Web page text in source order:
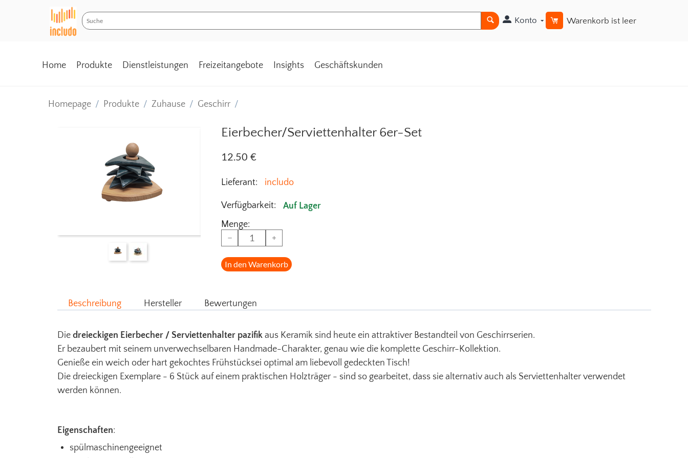
Konto Warenkorb ist leer
Home Produkte Dienstleistungen Freizeitangebote Insights Geschäftskunden
Homepage / Produkte / Zuhause / Geschirr /
Eierbecher/Serviettenhalter 6er-Set
12.50 €
Lieferant: includo
Verfügbarkeit:
Auf Lager
Menge:
−
+
In den Warenkorb
Beschreibung Hersteller Bewertungen
Die dreieckigen Eierbecher / Serviettenhalter pazifik aus Keramik sind heute ein attraktiver Bestandteil von Geschirrserien.
Er bezaubert mit seinem unverwechselbaren Handmade-Charakter, genau wie die komplette Geschirr-Kollektion.
Genieße ein weich oder hart gekochtes Frühstücksei optimal am liebevoll gedeckten Tisch!
Die dreieckigen Exemplare - 6 Stück auf einem praktischen Holzträger - sind so gearbeitet, dass sie alternativ auch als Serviettenhalter verwendet
werden können.
Eigenschaften:
spülmaschinengeeignet